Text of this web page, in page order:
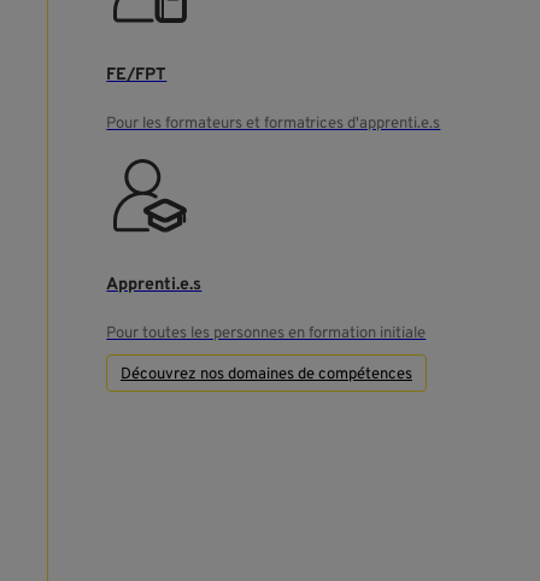
FE/FPT
Pour les formateurs et formatrices d'apprenti.e.s
Apprenti.e.s
Pour toutes les personnes en formation initiale
Découvrez nos domaines de compétences